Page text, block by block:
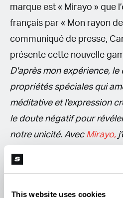
This website uses cookies
marque est « Mirayo » que
français par « Mon rayon
communiqué de presse,
présente cette nouvelle
D'après mon expérience, le
propriétés spéciales qui
méditative et l'expression
le doute négatif pour
notre unicité. Avec Mirayo,
à utiliser le cannabis
un comportement plus